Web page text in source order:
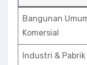
Bangunan
Komersial
Industri & Pabrik